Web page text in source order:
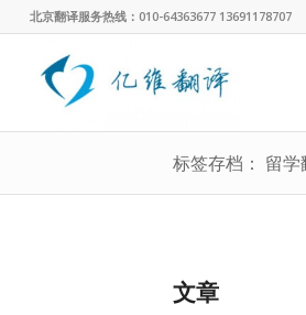
北京翻译服务热线：010-64363677 13691178707
标签存档： 留学
文章